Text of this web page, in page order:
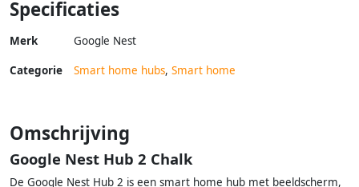
Specificaties
Merk Google Nest
Categorie Smart home hubs, Smart home
Omschrijving
Google Nest Hub 2 Chalk
De Google Nest Hub 2 is een smart home hub met beeldscherm,